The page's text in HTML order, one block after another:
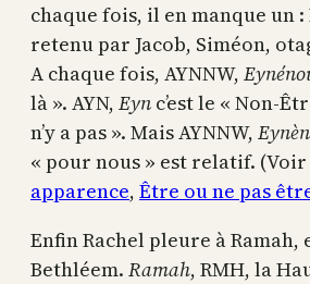
chaque fois, il en manque un
retenu par Jacob, Siméon,
A chaque fois, AYNNW,
là ». AYN, Eyn c’est le « Non-
n’y a pas ». Mais AYNNW,
« pour nous » est relatif. (Voir
apparence, Être ou ne pas
Enfin Rachel pleure à Ramah,
Bethléem. Ramah, RMH, la